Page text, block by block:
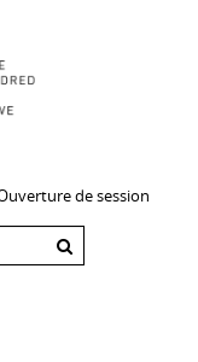
de session